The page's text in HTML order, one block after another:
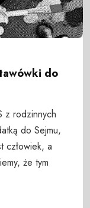
do
z rodzinnych
do Sejmu,
człowiek, a
że tym